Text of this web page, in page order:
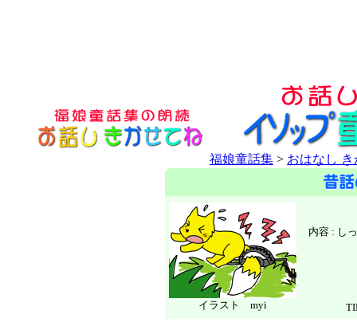
福娘童話集 > おはなし
イラスト myi
内容 : し